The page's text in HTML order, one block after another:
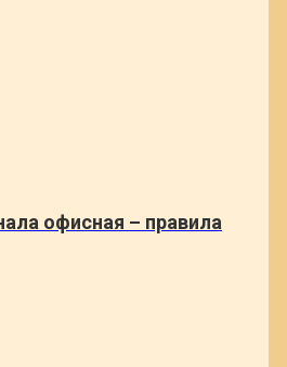
офисная – правила